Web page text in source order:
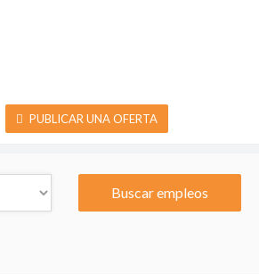
PUBLICAR UNA OFERTA